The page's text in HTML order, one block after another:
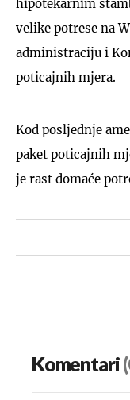
hipotekarnim
velike potrese na
administraciju i
poticajnih mjera.
Kod posljednje
paket poticajnih
je rast domaće
Komentari